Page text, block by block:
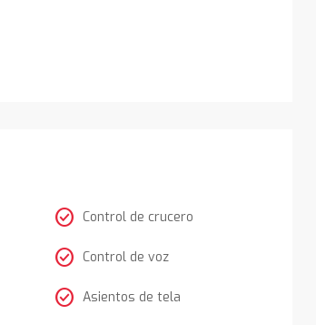
check_circle Control de crucero
check_circle Control de voz
check_circle Asientos de tela